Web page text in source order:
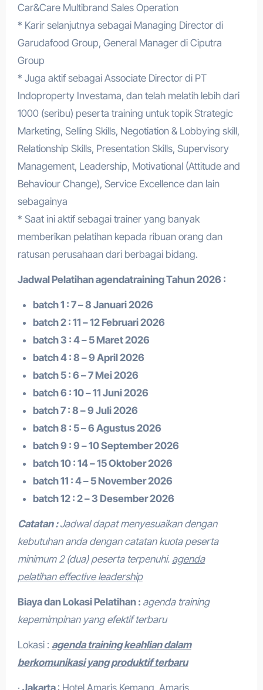
Car&Care Multibrand Sales Operation
* Karir selanjutnya sebagai Managing Director di
Garudafood Group, General Manager di Ciputra
Group
* Juga aktif sebagai Associate Director di PT
Indoproperty Investama, dan telah melatih lebih dari
1000 (seribu) peserta training untuk topik Strategic
Marketing, Selling Skills, Negotiation & Lobbying skill,
Relationship Skills, Presentation Skills, Supervisory
Management, Leadership, Motivational (Attitude and
Behaviour Change), Service Excellence dan lain
sebagainya
* Saat ini aktif sebagai trainer yang banyak
memberikan pelatihan kepada ribuan orang dan
ratusan perusahaan dari berbagai bidang.
Jadwal Pelatihan agendatrainingTahun 2026 :
batch 1 : 7 – 8 Januari 2026
batch 2 : 11 – 12 Februari 2026
batch 3 : 4 – 5 Maret 2026
batch 4 : 8 – 9 April 2026
batch 5 : 6 – 7 Mei 2026
batch 6 : 10 – 11 Juni 2026
batch 7 : 8 – 9 Juli 2026
batch 8 : 5 – 6 Agustus 2026
batch 9 : 9 – 10 September 2026
batch 10 : 14 – 15 Oktober 2026
batch 11 : 4 – 5 November 2026
batch 12 : 2 – 3 Desember 2026
Catatan :Jadwal dapat menyesuaikan dengan
kebutuhan anda dengan catatan kuota peserta
minimum 2 (dua) peserta terpenuhi. agenda
pelatihan effective leadership
Biaya dan Lokasi Pelatihan : agenda training
kepemimpinan yang efektif terbaru
Lokasi : agenda training keahlian dalam
berkomunikasi yang produktif terbaru
· Jakarta : Hotel Amaris Kemang, Amaris